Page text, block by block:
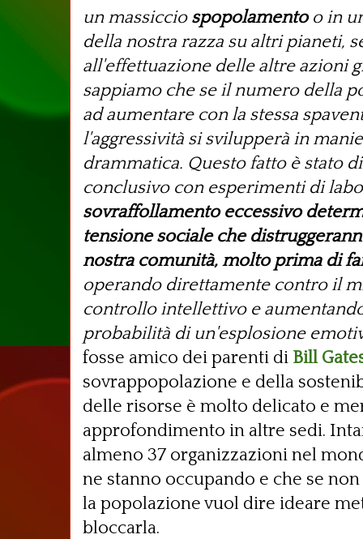
un massiccio spopolamento o in
della nostra razza su altri pianeti,
all'effettuazione delle altre azioni
sappiamo che se il numero della
ad aumentare con la stessa
l'aggressività si svilupperà in
drammatica. Questo fatto è stato
conclusivo con esperimenti di
sovraffollamento eccessivo
tensione sociale che
nostra comunità, molto prima di
operando direttamente contro il
controllo intellettivo e
probabilità di un'esplosione
fosse amico dei parenti di Bill
sovrappopolazione e della
delle risorse è molto delicato e
approfondimento in altre sedi.
almeno 37 organizzazioni nel
ne stanno occupando e che se
la popolazione vuol dire ideare
bloccarla.